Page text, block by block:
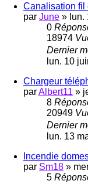
Canalisation fil
par June »
0
18974
Dernier
lun. 10
Chargeur
parAlbert11 »
8
20949
Dernier
lun. 13
Incendie
par Sm18 »
5